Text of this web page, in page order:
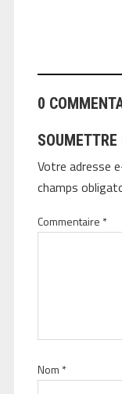
0
Votre adresse
champs
Commentaire *
Nom *